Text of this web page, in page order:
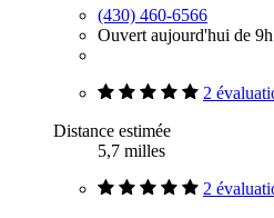
(430) 460-6566
Ouvert aujourd'hui de
2
Distance estimée
5,7 milles
2